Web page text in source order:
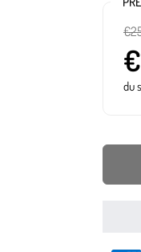
du